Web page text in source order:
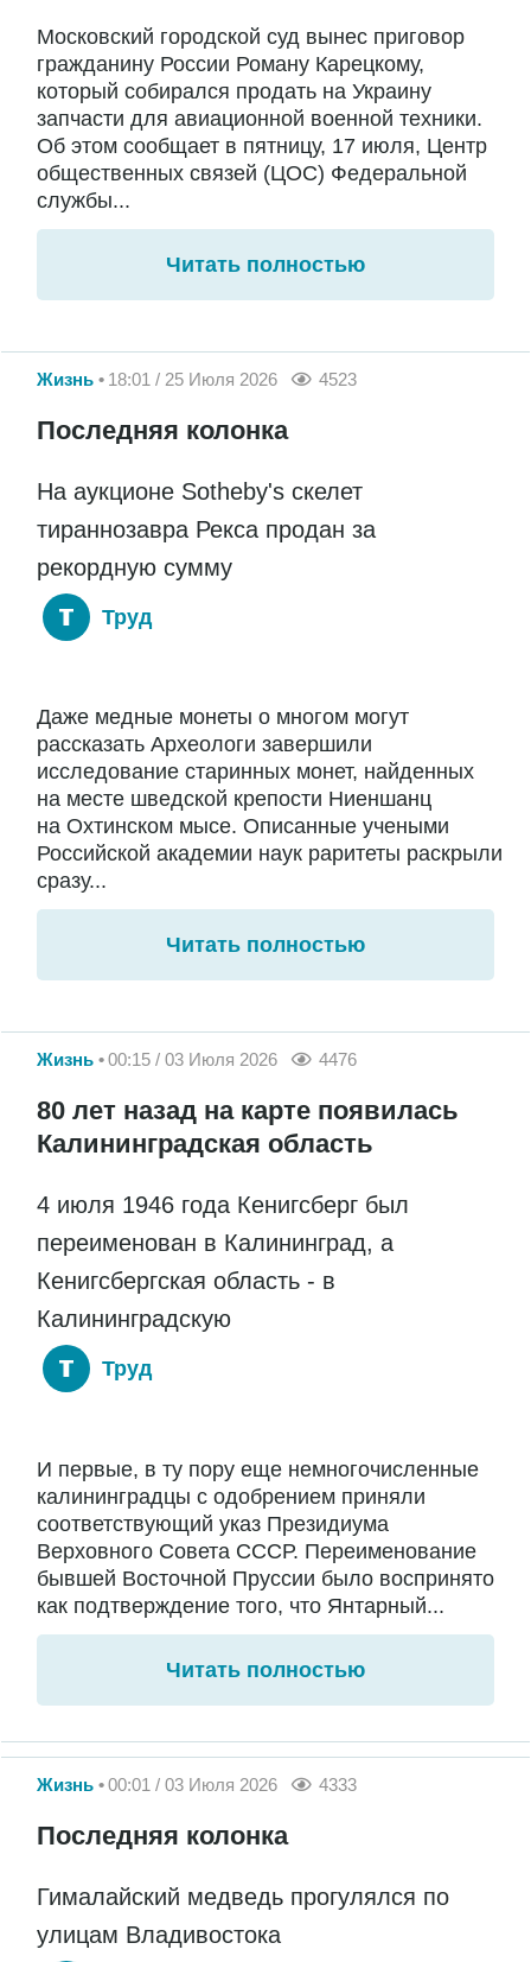
Московский городской суд вынес приговор
гражданину России Роману Карецкому,
который собирался продать на Украину
запчасти для авиационной военной техники.
Об этом сообщает в пятницу, 17 июля, Центр
общественных связей (ЦОС) Федеральной
службы...
Читать полностью
Жизнь 18:01 / 25 Июля 2026 4523
Последняя колонка
На аукционе Sotheby's скелет
тираннозавра Рекса продан за
рекордную сумму
Труд
Даже медные монеты о многом могут
рассказать Археологи завершили
исследование старинных монет, найденных
на месте шведской крепости Ниеншанц
на Охтинском мысе. Описанные учеными
Российской академии наук раритеты раскрыли
сразу...
Читать полностью
Жизнь 00:15 / 03 Июля 2026 4476
80 лет назад на карте появилась
Калининградская область
4 июля 1946 года Кенигсберг был
переименован в Калининград, а
Кенигсбергская область - в
Калининградскую
Труд
И первые, в ту пору еще немногочисленные
калининградцы с одобрением приняли
соответствующий указ Президиума
Верховного Совета СССР. Переименование
бывшей Восточной Пруссии было воспринято
как подтверждение того, что Янтарный...
Читать полностью
Жизнь 00:01 / 03 Июля 2026 4333
Последняя колонка
Гималайский медведь прогулялся по
улицам Владивостока